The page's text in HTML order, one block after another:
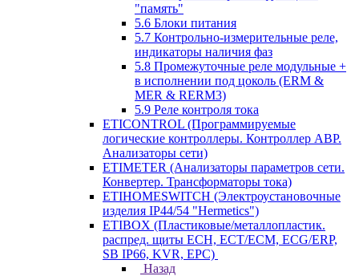
"память"
5.6 Блоки питания
5.7 Контрольно-измерительные реле,
индикаторы наличия фаз
5.8 Промежуточные реле модульные +
в исполнении под цоколь (ERM &
MER & RERM3)
5.9 Реле контроля тока
ETICONTROL (Программируемые
логические контроллеры. Контроллер АВР.
Анализаторы сети)
ETIMETER (Анализаторы параметров сети.
Конвертер. Трансформаторы тока)
ETIHOMESWITCH (Электроустановочные
изделия IP44/54 "Hermetics")
ETIBOX (Пластиковые/металлопластик.
распред. щиты ECH, ECT/ECM, ECG/ERP,
SB IP66, KVR, EPC)
Назад